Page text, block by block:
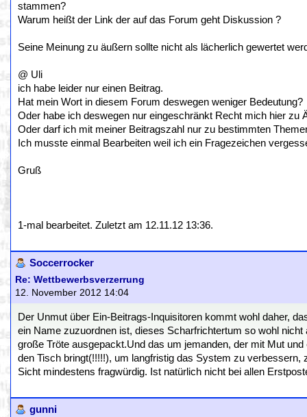
stammen?
Warum heißt der Link der auf das Forum geht Diskussion ?
Seine Meinung zu äußern sollte nicht als lächerlich gewertet
@ Uli
ich habe leider nur einen Beitrag.
Hat mein Wort in diesem Forum deswegen weniger Bedeutung?
Oder habe ich deswegen nur eingeschränkt Recht mich hier zu
Oder darf ich mit meiner Beitragszahl nur zu bestimmten
Ich musste einmal Bearbeiten weil ich ein Fragezeichen
Gruß
1-mal bearbeitet. Zuletzt am 12.11.12 13:36.
Soccerrocker
Re: Wettbewerbsverzerrung
12. November 2012 14:04
Der Unmut über Ein-Beitrags-Inquisitoren kommt wohl daher,
ein Name zuzuordnen ist, dieses Scharfrichtertum so wohl
große Tröte ausgepackt.Und das um jemanden, der mit Mut
den Tisch bringt(!!!!!), um langfristig das System zu
Sicht mindestens fragwürdig. Ist natürlich nicht bei allen
gunni